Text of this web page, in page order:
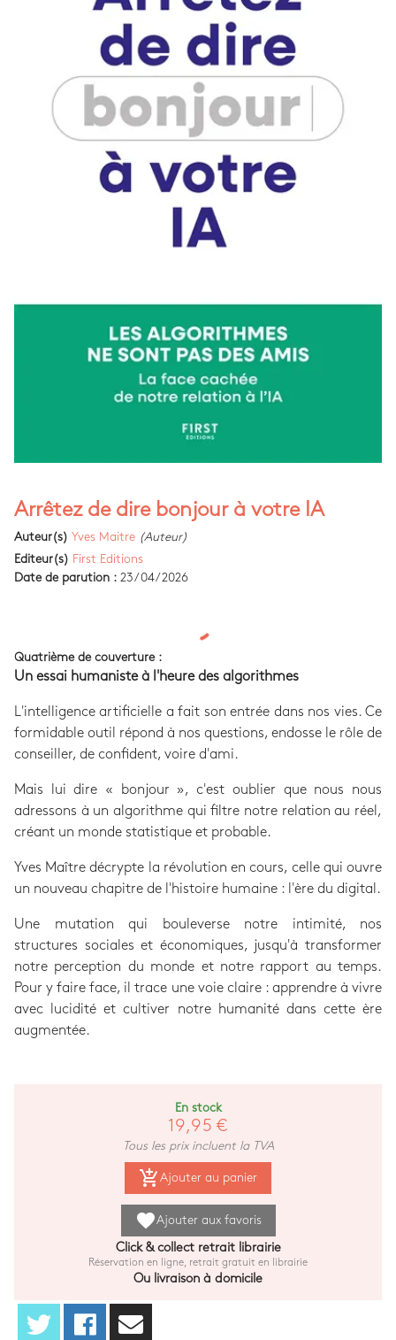
Arrêtez de dire bonjour à votre IA
Auteur(s) Yves Maitre (Auteur)
Editeur(s) First Editions
Date de parution : 23/04/2026
Quatrième de couverture :
Un essai humaniste à l'heure des algorithmes
L'intelligence artificielle a fait son entrée dans nos vies. Ce
formidable outil répond à nos questions, endosse le rôle de
conseiller, de confident, voire d'ami.
Mais lui dire « bonjour », c'est oublier que nous nous
adressons à un algorithme qui filtre notre relation au réel,
créant un monde statistique et probable.
Yves Maître décrypte la révolution en cours, celle qui ouvre
un nouveau chapitre de l'histoire humaine : l'ère du digital.
Une mutation qui bouleverse notre intimité, nos
structures sociales et économiques, jusqu'à transformer
notre perception du monde et notre rapport au temps.
Pour y faire face, il trace une voie claire : apprendre à vivre
avec lucidité et cultiver notre humanité dans cette ère
augmentée.
En stock
19,95 €
Tous les prix incluent la TVA
add_shopping_cart Ajouter au panier
favoriteAjouter aux favoris
Click & collect retrait librairie
Réservation en ligne, retrait gratuit en librairie
Ou livraison à domicile